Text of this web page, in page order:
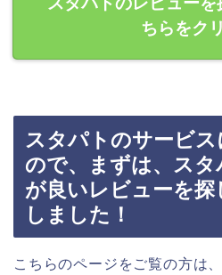
ちらをク
スタパトのサービ
ので、まずは、ス
が良いレビューを
しました！
こちらのページをご覧の方は